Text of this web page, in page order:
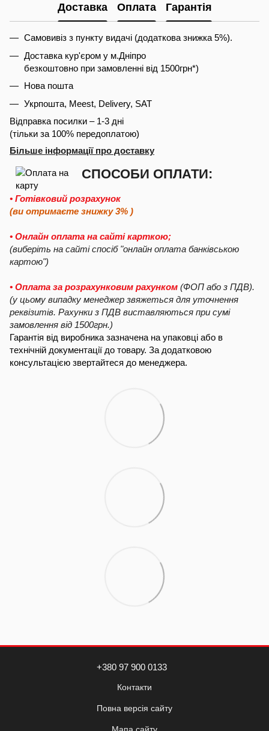
Доставка Оплата Гарантія
Самовивіз з пункту видачі (додаткова знижка 5%).
Доставка кур'єром у м.Дніпро
безкоштовно при замовленні від 1500грн*)
Нова пошта
Укрпошта, Meest, Delivery, SAT
Відправка посилки – 1-3 дні
(тільки за 100% передоплатою)
Більше інформації про доставку
СПОСОБИ ОПЛАТИ:
• Готівковий розрахунок
(ви отримаєте знижку 3% )
• Онлайн оплата на сайті карткою;
(виберіть на сайті спосіб "онлайн оплата банківською
картою")
• Оплата за розрахунковим рахунком (ФОП або з ПДВ).
(у цьому випадку менеджер звяжеться для уточнення
реквізитів. Рахунки з ПДВ виставляються при сумі
замовлення від 1500грн.)
Гарантія від виробника зазначена на упаковці або в
технічній документації до товару. За додатковою
консультацією звертайтеся до менеджера.
+380 97 900 0133
Контакти
Повна версія сайту